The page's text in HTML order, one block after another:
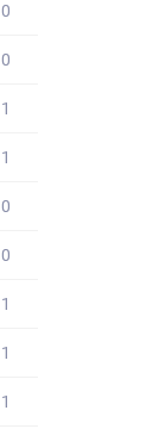
0
0
1
1
0
0
1
1
1